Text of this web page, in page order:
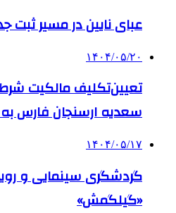
عبای نایین در مسیر ثبت
۱۴۰۴/۰۵/۲۰
تعیین‌تکلیف مالکیت
سعدیه ارسنجان فارس
۱۴۰۴/۰۵/۱۷
گردشگری سینمایی و
«گیلگمش»